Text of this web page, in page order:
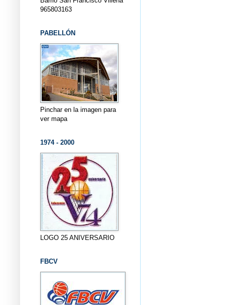
965803163
PABELLÓN
Pinchar en la imagen para
ver mapa
1974 - 2000
LOGO 25 ANIVERSARIO
FBCV